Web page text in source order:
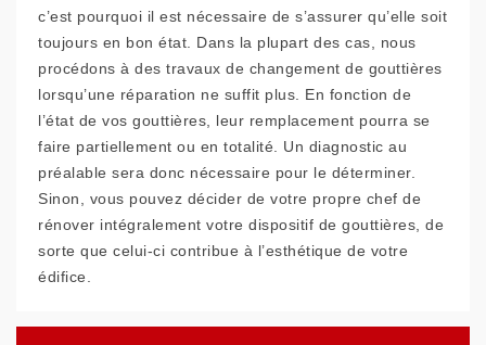
c’est pourquoi il est nécessaire de s’assurer qu’elle soit
toujours en bon état. Dans la plupart des cas, nous
procédons à des travaux de changement de gouttières
lorsqu’une réparation ne suffit plus. En fonction de
l’état de vos gouttières, leur remplacement pourra se
faire partiellement ou en totalité. Un diagnostic au
préalable sera donc nécessaire pour le déterminer.
Sinon, vous pouvez décider de votre propre chef de
rénover intégralement votre dispositif de gouttières, de
sorte que celui-ci contribue à l’esthétique de votre
édifice.